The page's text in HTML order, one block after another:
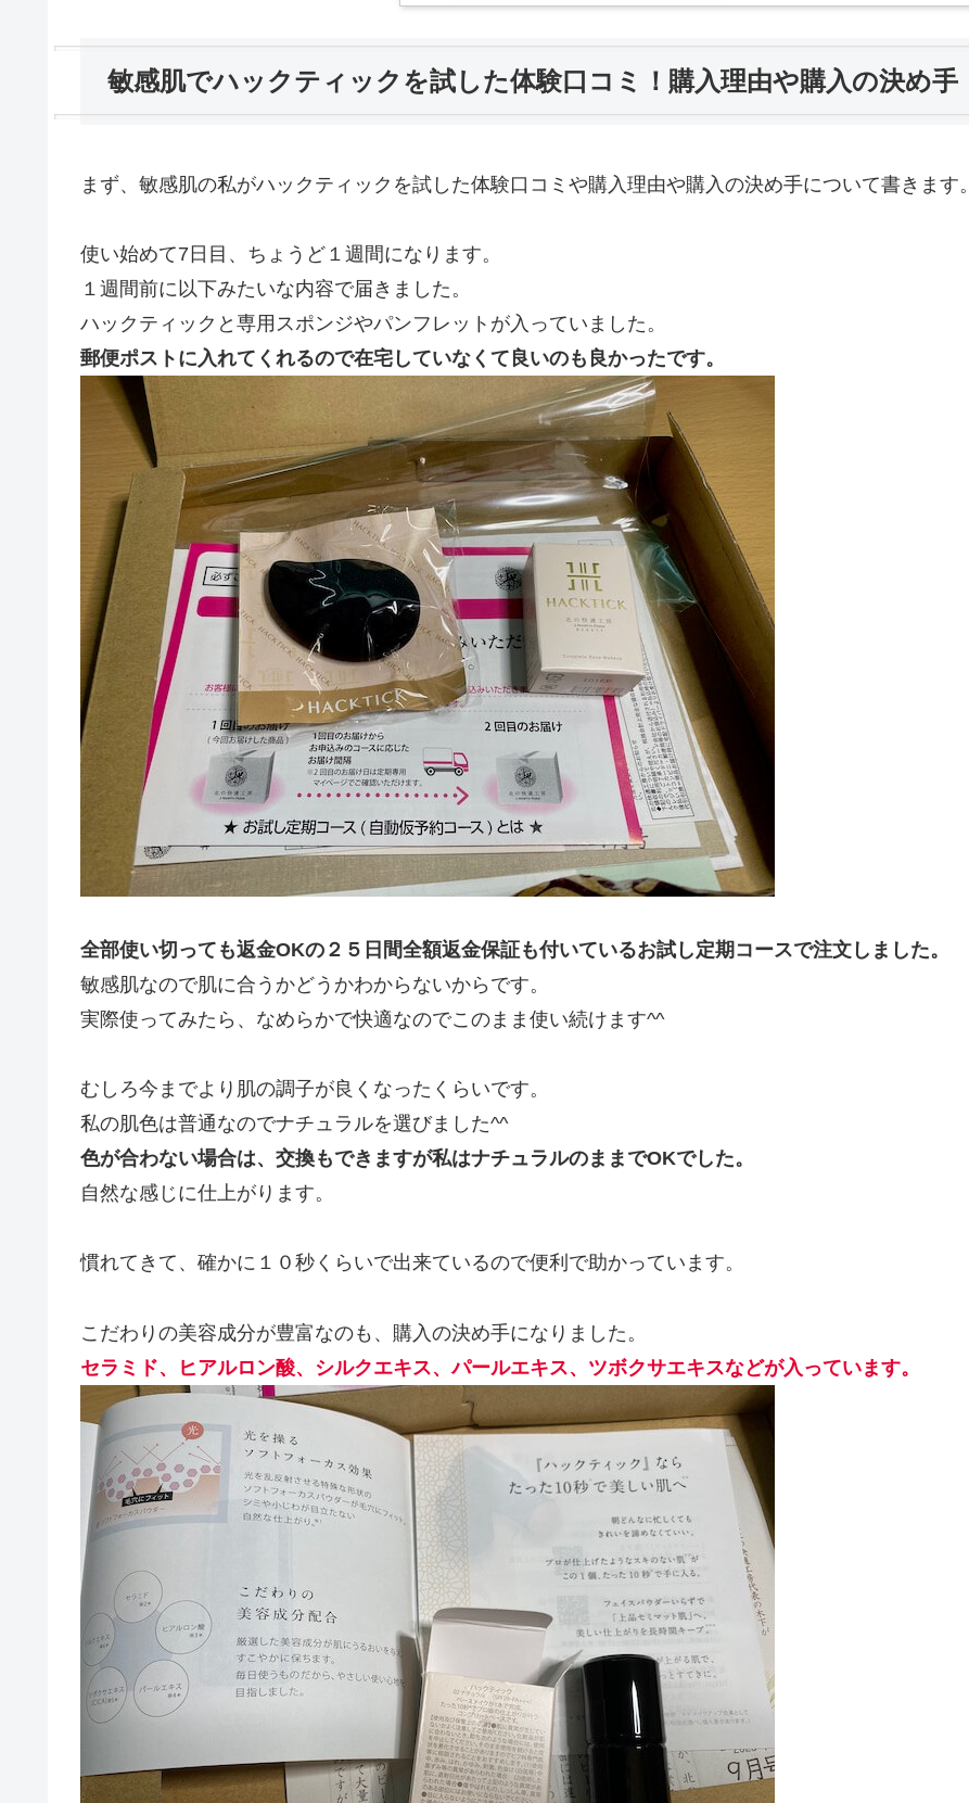
敏感肌でハックティックを試した体験口コミ！購入理由や購入の決め手
まず、敏感肌の私がハックティックを試した体験口コミや購入理由や購入の決め手について書きます。
使い始めて7日目、ちょうど１週間になります。
１週間前に以下みたいな内容で届きました。
ハックティックと専用スポンジやパンフレットが入っていました。
郵便ポストに入れてくれるので在宅していなくて良いのも良かったです。
全部使い切っても返金OKの２５日間全額返金保証も付いているお試し定期コースで注文しました。
敏感肌なので肌に合うかどうかわからないからです。
実際使ってみたら、なめらかで快適なのでこのまま使い続けます^^
むしろ今までより肌の調子が良くなったくらいです。
私の肌色は普通なのでナチュラルを選びました^^
色が合わない場合は、交換もできますが私はナチュラルのままでOKでした。
自然な感じに仕上がります。
慣れてきて、確かに１０秒くらいで出来ているので便利で助かっています。
こだわりの美容成分が豊富なのも、購入の決め手になりました。
セラミド、ヒアルロン酸、シルクエキス、パールエキス、ツボクサエキスなどが入っています。